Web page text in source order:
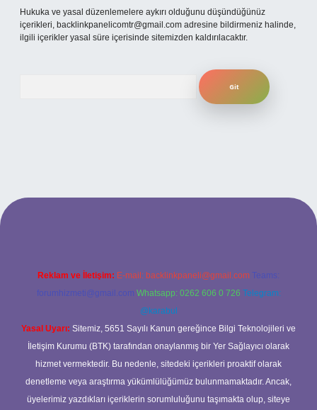
Hukuka ve yasal düzenlemelere aykırı olduğunu düşündüğünüz
içerikleri, backlinkpanelicomtr@gmail.com adresine bildirmeniz halinde,
ilgili içerikler yasal süre içerisinde sitemizden kaldırılacaktır.
Reklam ve İletişim: E-mail: backlinkpaneli@gmail.com Teams:
forumhizmeti@gmail.com Whatsapp: 0262 606 0 726 Telegram:
@karabul
Yasal Uyarı: Sitemiz, 5651 Sayılı Kanun gereğince Bilgi Teknolojileri ve
İletişim Kurumu (BTK) tarafından onaylanmış bir Yer Sağlayıcı olarak
hizmet vermektedir. Bu nedenle, sitedeki içerikleri proaktif olarak
denetleme veya araştırma yükümlülüğümüz bulunmamaktadır. Ancak,
üyelerimiz yazdıkları içeriklerin sorumluluğunu taşımakta olup, siteye